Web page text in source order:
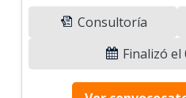
Consultoría
Finalizó el